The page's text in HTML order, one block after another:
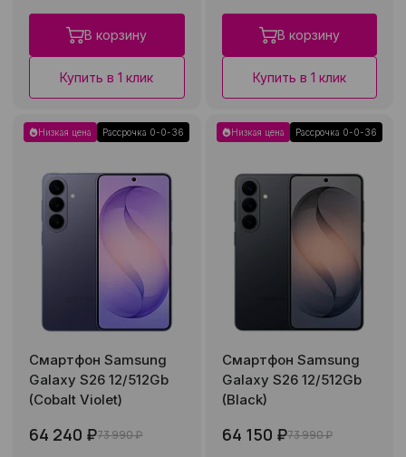
В корзину
Купить в 1 клик
В корзину
Купить в 1 клик
Низкая цена Рассрочка 0-0-36
Смартфон Samsung
Galaxy S26 12/512Gb
(Cobalt Violet)
64 240 ₽73 990 ₽
Низкая цена Рассрочка 0-0-36
Смартфон Samsung
Galaxy S26 12/512Gb
(Black)
64 150 ₽73 990 ₽